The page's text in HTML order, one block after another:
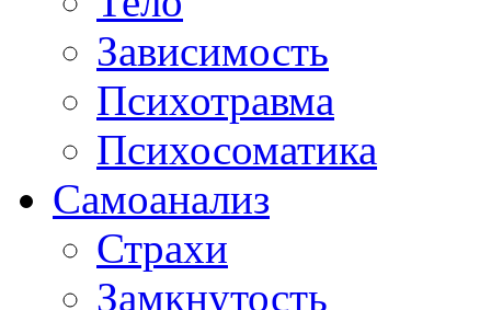
Зависимость
Психотравма
Психосоматика
Самоанализ
Страхи
Замкнутость